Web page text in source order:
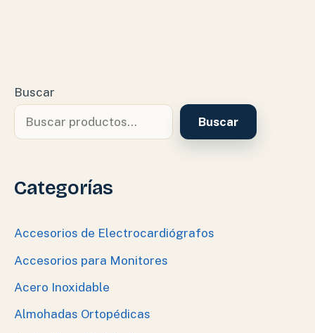
Buscar
Buscar
Categorías
Accesorios de Electrocardiógrafos
Accesorios para Monitores
Acero Inoxidable
Almohadas Ortopédicas